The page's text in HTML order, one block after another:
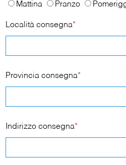
Mattina
Pranzo
Località consegna*
Provincia consegna*
Indirizzo consegna*